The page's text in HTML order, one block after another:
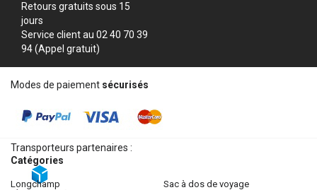
Retours gratuits sous 15
jours
Service client au 02 40 70 39
94 (Appel gratuit)
Modes de paiement sécurisés
Transporteurs partenaires :
Catégories
longchamp
sac à dos de voyage